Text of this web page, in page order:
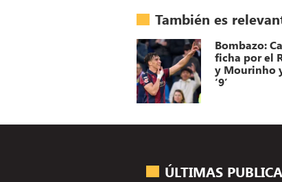
También es
Bombazo:
ficha por el
y Mourinho
‘9’
ÚLTIMAS